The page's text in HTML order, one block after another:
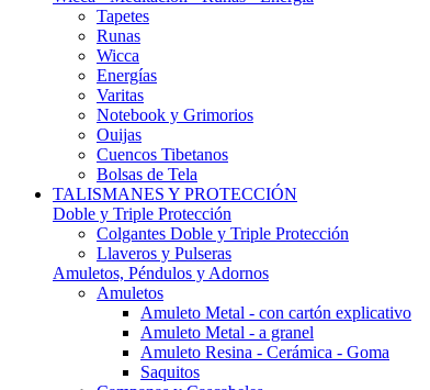
Tapetes
Runas
Wicca
Energías
Varitas
Notebook y Grimorios
Ouijas
Cuencos Tibetanos
Bolsas de Tela
TALISMANES Y PROTECCIÓN
Doble y Triple Protección
Colgantes Doble y Triple Protección
Llaveros y Pulseras
Amuletos, Péndulos y Adornos
Amuletos
Amuleto Metal - con cartón explicativo
Amuleto Metal - a granel
Amuleto Resina - Cerámica - Goma
Saquitos